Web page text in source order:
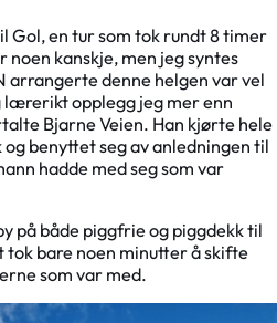
Gol, en tur som tok rundt 8 timer
kanskje, men jeg syntes
arrangerte denne helgen var vel
lærerikt opplegg jeg mer enn
Bjarne Veien. Han kjørte hele
benyttet seg av anledningen til
hadde med seg som var
på både piggfrie og piggdekk til
tok bare noen minutter å skifte
som var med.